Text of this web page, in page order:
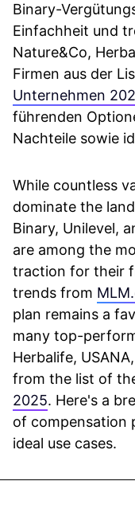
Binary-
Einfachheit und
Nature&Co,
Firmen aus der
Unternehmen
führenden
Nachteile sowie
While countless
dominate the
Binary, Unilevel,
are among the
traction for their
trends from
plan remains a
many top-
Herbalife,
from the list of
2025. Here's a
of compensation
ideal use cases.